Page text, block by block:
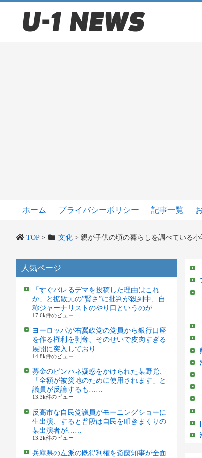
ホーム プライバシーポリシー 記事一覧
TOP> 文化> 親が子供の頃の暮らしを調べている
人気ページ
「すぐバレるデマを投稿した理由はこれ
か」と拡散元の”賢さ”に批判が殺到中、自
称ジャーナリストのやり口というのが……
17.6k件のビュー
ヨーロッパが右翼政党の党員から銀行口座
を作る権利を剥奪、そのせいで皮肉すぎる
展開に突入しており……
14.8k件のビュー
募金のピンハネ疑惑をかけられた某野党、
「全額が被災地のために使用されます」と
議員が反論するも……
13.3k件のビュー
反高市な自民党議員がモーニングショーに
生出演、すると普段は自民を叩きまくりの
某出演者が……
13.2k件のビュー
兵庫県の左派の既得利権を斎藤知事が全面